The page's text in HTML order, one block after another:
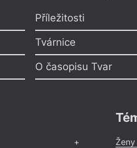
Příležitosti
Tvárnice
O časopisu Tvar